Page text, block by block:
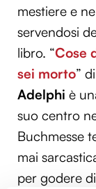
mestiere e
servendosi
libro. “Cose
sei morto” di
Adelphi è
suo centro
Buchmesse
mai
per godere